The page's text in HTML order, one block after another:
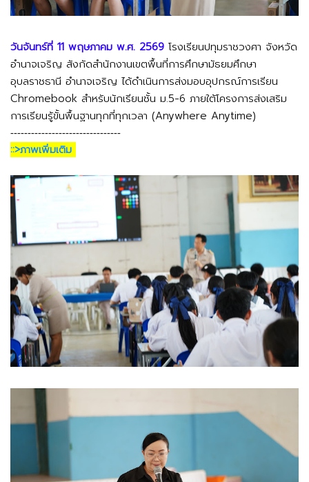
วันจันทร์ที่ 11 พฤษภาคม พ.ศ. 2569 โรงเรียนปทุมราชวงศา จังหวัด
อำนาจเจริญ สังกัดสำนักงานเขตพื้นที่การศึกษามัธยมศึกษา
อุบลราชธานี อำนาจเจริญ ได้ดำเนินการส่งมอบอุปกรณ์การเรียน
Chromebook สำหรับนักเรียนชั้น ม.5-6 ภายใต้โครงการส่งเสริม
การเรียนรู้ขั้นพื้นฐานทุกที่ทุกเวลา (Anywhere Anytime)
--------------------------------
::>ภาพเพิ่มเติม